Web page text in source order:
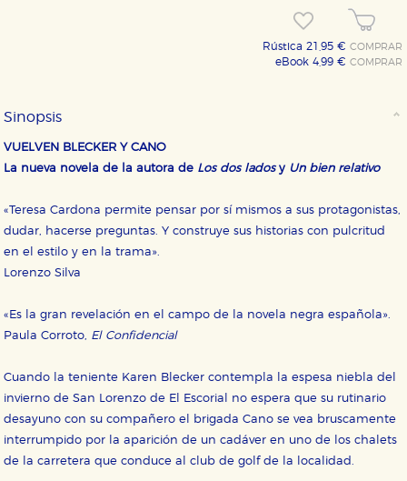
Rústica 21,95 €COMPRAR
eBook 4,99 €COMPRAR
Sinopsis
VUELVEN BLECKER Y CANO
La nueva novela de la autora de Los dos ladosy Un bien relativo
«Teresa Cardona permite pensar por sí mismos a sus protagonistas,
dudar, hacerse preguntas. Y construye sus historias con pulcritud
en el estilo y en la trama».
Lorenzo Silva
«Es la gran revelación en el campo de la novela negra española».
Paula Corroto, El Confidencial
Cuando la teniente Karen Blecker contempla la espesa niebla del
invierno de San Lorenzo de El Escorial no espera que su rutinario
desayuno con su compañero el brigada Cano se vea bruscamente
interrumpido por la aparición de un cadáver en uno de los chalets
de la carretera que conduce al club de golf de la localidad.